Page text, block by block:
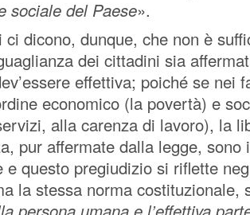
sociale del Paese».
ci dicono, dunque, che non è
dei cittadini sia
effettiva; poiché se nei
economico (la povertà) e
alla carenza di lavoro), la
pur affermate dalla legge, sono
e questo pregiudizio si riflette
la stessa norma costituzionale,